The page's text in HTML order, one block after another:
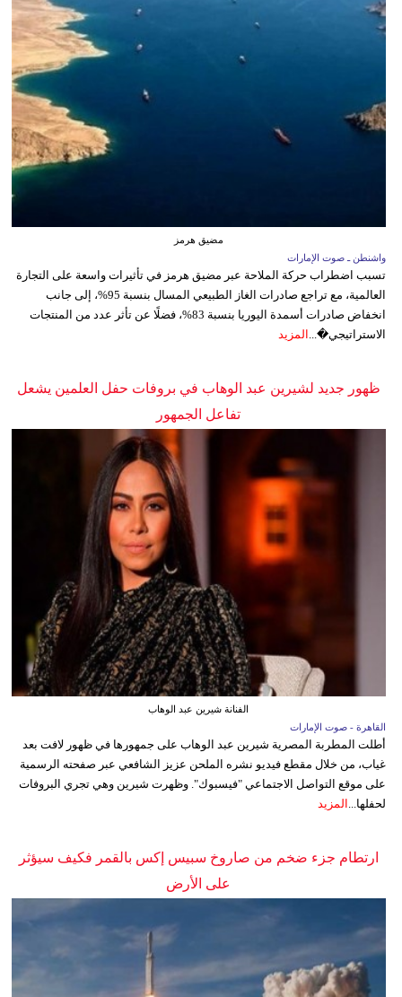
مضيق هرمز
واشنطن ـ صوت الإمارات
تسبب اضطراب حركة الملاحة عبر مضيق هرمز في تأثيرات واسعة على التجارة
العالمية، مع تراجع صادرات الغاز الطبيعي المسال بنسبة 95%، إلى جانب
انخفاض صادرات أسمدة اليوريا بنسبة 83%، فضلًا عن تأثر عدد من المنتجات
الاستراتيجي�... المزيد
ظهور جديد لشيرين عبد الوهاب في بروفات حفل العلمين يشعل
تفاعل الجمهور
الفنانة شيرين عبد الوهاب
القاهرة - صوت الإمارات
أطلت المطربة المصرية شيرين عبد الوهاب على جمهورها في ظهور لافت بعد
غياب، من خلال مقطع فيديو نشره الملحن عزيز الشافعي عبر صفحته الرسمية
على موقع التواصل الاجتماعي "فيسبوك". وظهرت شيرين وهي تجري البروفات
لحفلها... المزيد
ارتطام جزء ضخم من صاروخ سبيس إكس بالقمر فكيف سيؤثر
على الأرض